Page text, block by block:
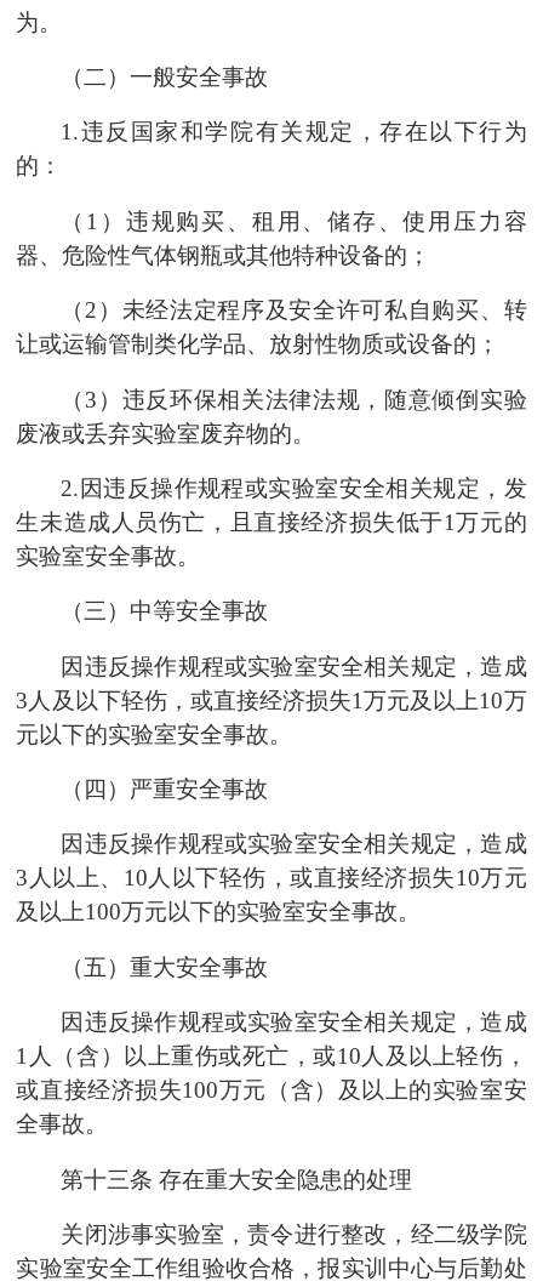
为。
（二）一般安全事故
1.违反国家和学院有关规定，存在以下行为
的：
（ 1）违规购买、租用、储存、使用压力容
器、危险性气体钢瓶或其他特种设备的；
（2）未经法定程序及安全许可私自购买、转
让或运输管制类化学品、放射性物质或设备的；
（ 3）违反环保相关法律法规，随意倾倒实验
废液或丢弃实验室废弃物的。
2.因违反操作规程或实验室安全相关规定，发
生未造成人员伤亡，且直接经济损失低于1万元的
实验室安全事故。
（三）中等安全事故
因违反操作规程或实验室安全相关规定，造成
3人及以下轻伤，或直接经济损失1万元及以上10万
元以下的实验室安全事故。
（四）严重安全事故
因违反操作规程或实验室安全相关规定，造成
3人以上、10人以下轻伤，或直接经济损失10万元
及以上100万元以下的实验室安全事故。
（五）重大安全事故
因违反操作规程或实验室安全相关规定，造成
1人（含）以上重伤或死亡，或10人及以上轻伤，
或直接经济损失100万元（含）及以上的实验室安
全事故。
第十三条 存在重大安全隐患的处理
关闭涉事实验室，责令进行整改，经二级学院
实验室安全工作组验收合格，报实训中心与后勤处